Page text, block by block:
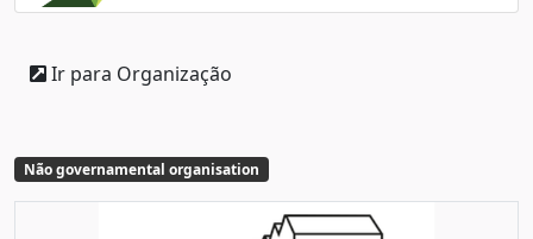
Ir para Organização
Não governamental organisation